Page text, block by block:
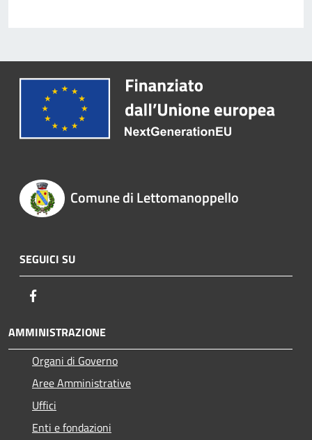
Comune di Lettomanoppello
SEGUICI SU
AMMINISTRAZIONE
Organi di Governo
Aree Amministrative
Uffici
Enti e fondazioni